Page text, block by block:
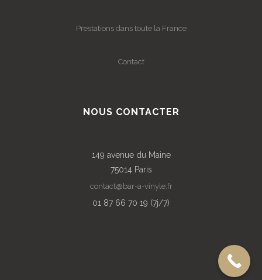
Prestations dans toute la France
Contact
NOUS CONTACTER
149 avenue du Maine
75014 Paris
contact@bar-a-vinyle.fr
01 87 66 70 19 (7j/7)